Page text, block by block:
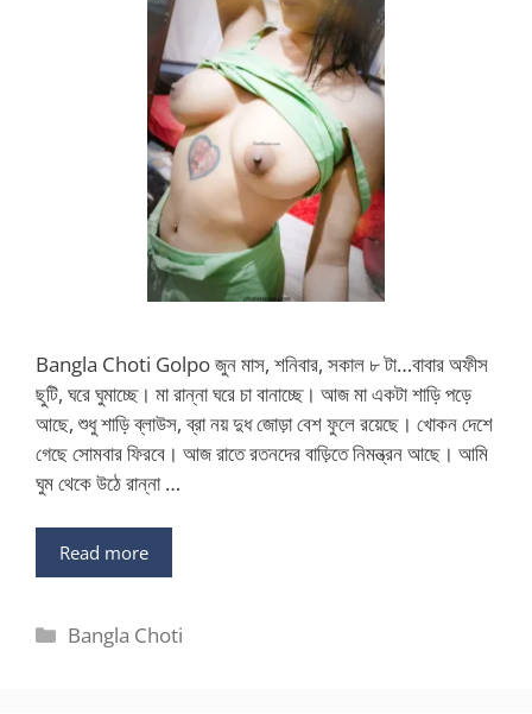
Bangla Choti Golpo জুন মাস, শনিবার, সকাল ৮ টা…বাবার অফীস
ছুটি, ঘরে ঘুমাচ্ছে। মা রান্না ঘরে চা বানাচ্ছে। আজ মা একটা শাড়ি পড়ে
আছে, শুধু শাড়ি ব্লাউস, ব্রা নয় দুধ জোড়া বেশ ফুলে রয়েছে। খোকন দেশে
গেছে সোমবার ফিরবে। আজ রাতে রতনদের বাড়িতে নিমন্ত্রন আছে। আমি
ঘুম থেকে উঠে রান্না …
Read more
Categories
Bangla Choti